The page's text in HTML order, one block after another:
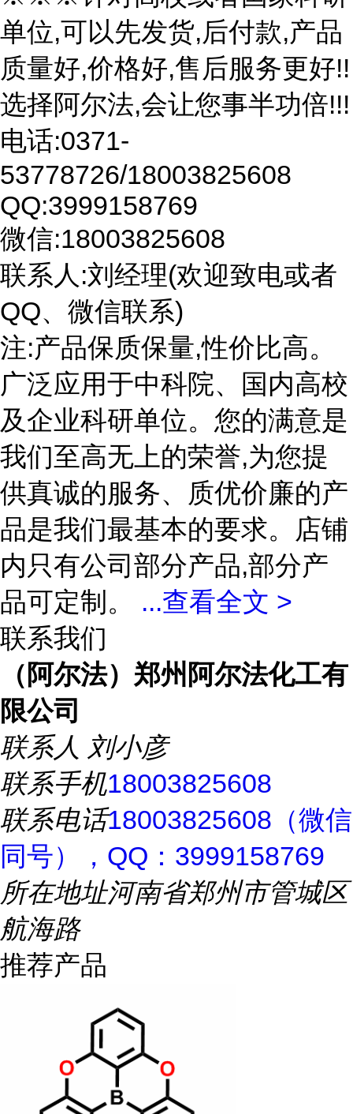
单位,可以先发货,后付款,产品
质量好,价格好,售后服务更好!!
选择阿尔法,会让您事半功倍!!!
电话:0371-
53778726/18003825608
QQ:3999158769
微信:18003825608
联系人:刘经理(欢迎致电或者
QQ、微信联系)
注:产品保质保量,性价比高。
广泛应用于中科院、国内高校
及企业科研单位。您的满意是
我们至高无上的荣誉,为您提
供真诚的服务、质优价廉的产
品是我们最基本的要求。店铺
内只有公司部分产品,部分产
品可定制。 ...查看全文 >
联系我们
（阿尔法）郑州阿尔法化工有
限公司
联系人 刘小彦
联系手机18003825608
联系电话18003825608（微信
同号），QQ：3999158769
所在地址河南省郑州市管城区
航海路
推荐产品